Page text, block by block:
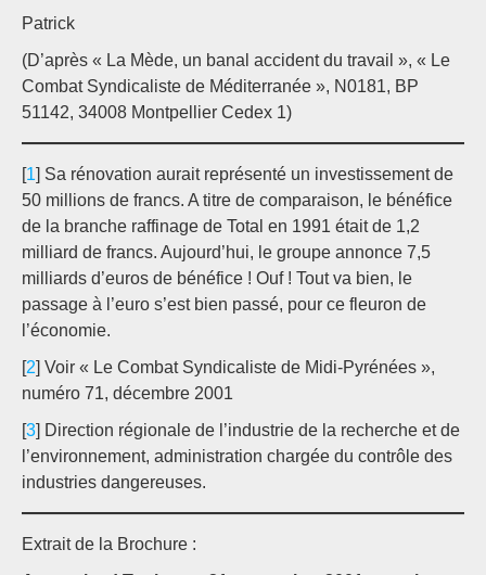
Patrick
(D’après « La Mède, un banal accident du travail », « Le
Combat Syndicaliste de Méditerranée », N0181, BP
51142, 34008 Montpellier Cedex 1)
[1] Sa rénovation aurait représenté un investissement de
50 millions de francs. A titre de comparaison, le bénéfice
de la branche raffinage de Total en 1991 était de 1,2
milliard de francs. Aujourd’hui, le groupe annonce 7,5
milliards d’euros de bénéfice ! Ouf ! Tout va bien, le
passage à l’euro s’est bien passé, pour ce fleuron de
l’économie.
[2] Voir « Le Combat Syndicaliste de Midi-Pyrénées »,
numéro 71, décembre 2001
[3] Direction régionale de l’industrie de la recherche et de
l’environnement, administration chargée du contrôle des
industries dangereuses.
Extrait de la Brochure :